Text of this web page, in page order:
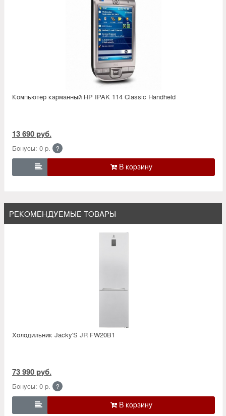
Компьютер карманный HP IPAK 114 Classic Handheld
13 690 руб.
Бонусы: 0 р. ?

РЕКОМЕНДУЕМЫЕ ТОВАРЫ
Холодильник Jacky'S JR FW20B1
73 990 руб.
Бонусы: 0 р. ?
